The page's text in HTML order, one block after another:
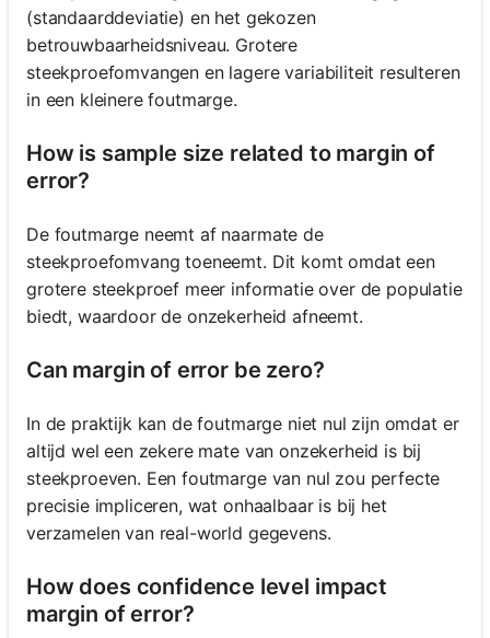
(standaarddeviatie) en het gekozen
betrouwbaarheidsniveau. Grotere
steekproefomvangen en lagere variabiliteit resulteren
in een kleinere foutmarge.
How is sample size related to margin of
error?
De foutmarge neemt af naarmate de
steekproefomvang toeneemt. Dit komt omdat een
grotere steekproef meer informatie over de populatie
biedt, waardoor de onzekerheid afneemt.
Can margin of error be zero?
In de praktijk kan de foutmarge niet nul zijn omdat er
altijd wel een zekere mate van onzekerheid is bij
steekproeven. Een foutmarge van nul zou perfecte
precisie impliceren, wat onhaalbaar is bij het
verzamelen van real-world gegevens.
How does confidence level impact
margin of error?